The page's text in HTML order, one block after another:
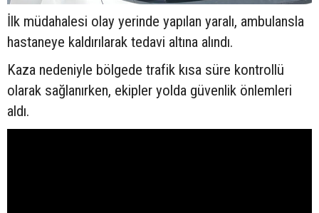
İlk müdahalesi olay yerinde yapılan yaralı, ambulansla
hastaneye kaldırılarak tedavi altına alındı.
Kaza nedeniyle bölgede trafik kısa süre kontrollü
olarak sağlanırken, ekipler yolda güvenlik önlemleri
aldı.